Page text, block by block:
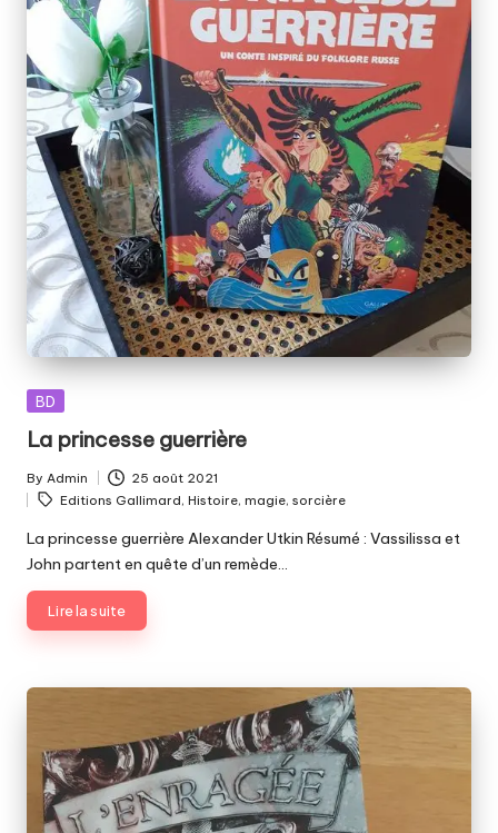
Posted
BD
La princesse guerrière
Posted
by
By Admin 25 août 2021
Tags:
Editions Gallimard, Histoire, magie, sorcière
La princesse guerrière Alexander Utkin Résumé : Vassilissa et
John partent en quête d’un remède…
Lire la suite